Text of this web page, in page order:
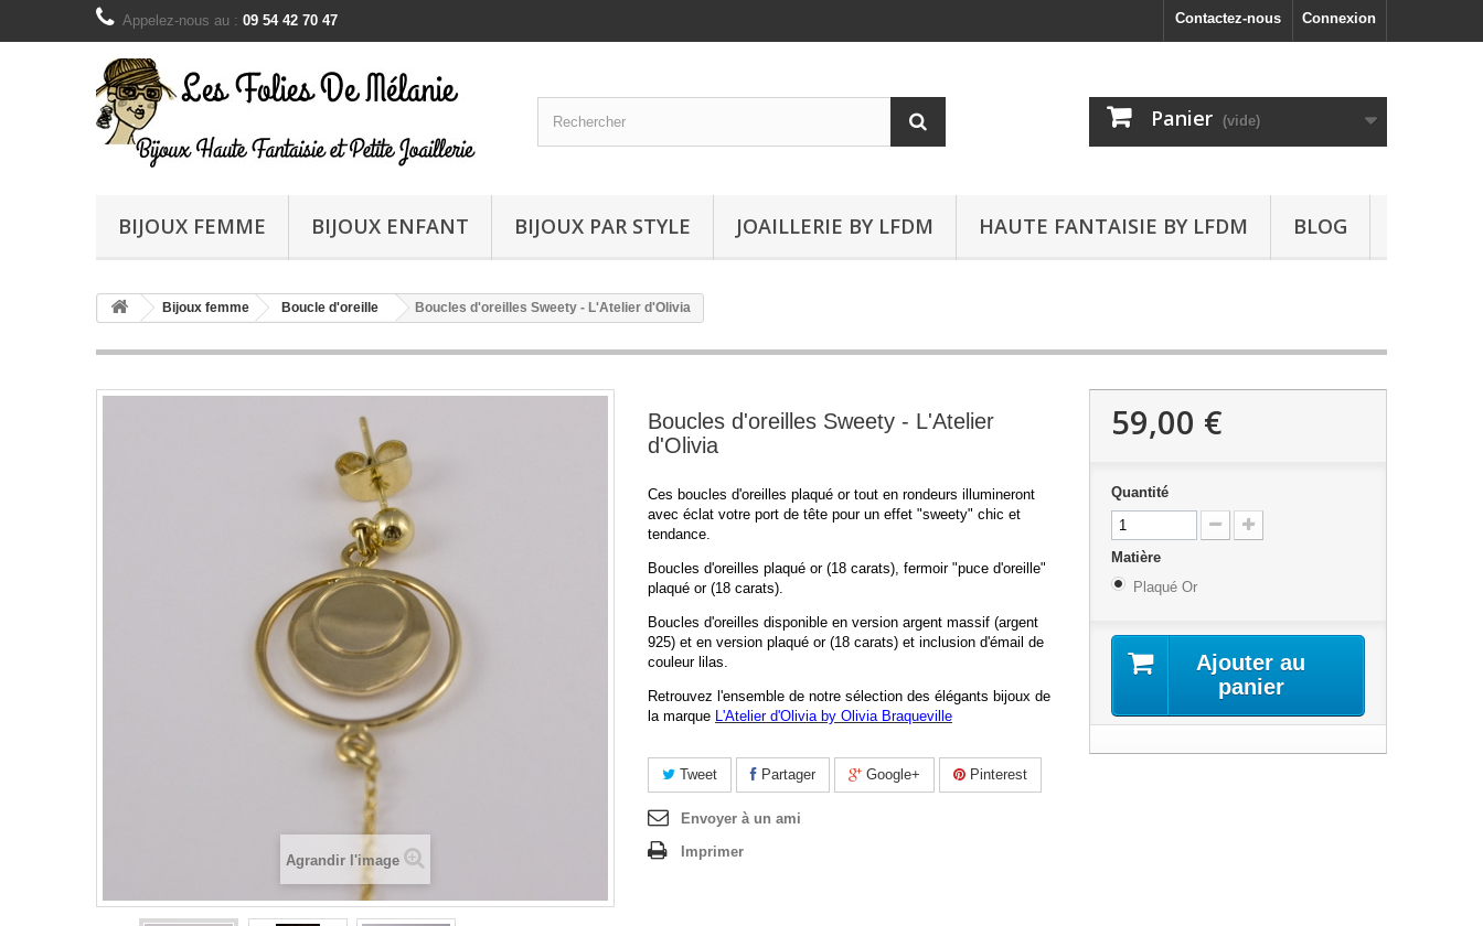
Connexion
Contactez-nous
Appelez-nous au : 09 54 42 70 47
Panier (vide)
BIJOUX FEMME BIJOUX ENFANT BIJOUX PAR STYLE JOAILLERIE BY LFDM HAUTE FANTAISIE BY LFDM BLOG
Bijoux femme Boucle d'oreille Boucles d'oreilles Sweety - L'Atelier d'Olivia
Agrandir l'image
Boucles d'oreilles Sweety - L'Atelier
d'Olivia
Ces boucles d'oreilles plaqué or tout en rondeurs illumineront
avec éclat votre port de tête pour un effet "sweety" chic et
tendance.
Boucles d'oreilles plaqué or (18 carats), fermoir "puce d'oreille"
plaqué or (18 carats).
Boucles d'oreilles disponible en version argent massif (argent
925) et en version plaqué or (18 carats) et inclusion d'émail de
couleur lilas.
Retrouvez l'ensemble de notre sélection des élégants bijoux de
la marque L'Atelier d'Olivia by Olivia Braqueville
Tweet Partager Google+ Pinterest
Envoyer à un ami
Imprimer
59,00 €
Quantité
Matière
Plaqué Or
Ajouter au
panier